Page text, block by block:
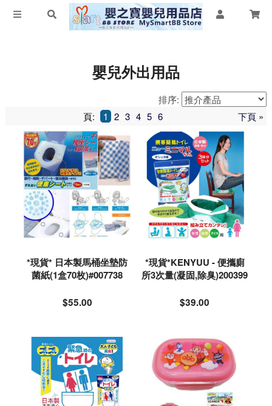
嬰兒外出用品
排序:
下頁 »
頁: 1 2 3 4 5 6
*現貨* 日本製馬桶坐墊防
菌紙(1盒70枚)#007738
$55.00
*現貨*KENYUU - 便攜廁
所3次量(凝固,除臭)200399
$39.00